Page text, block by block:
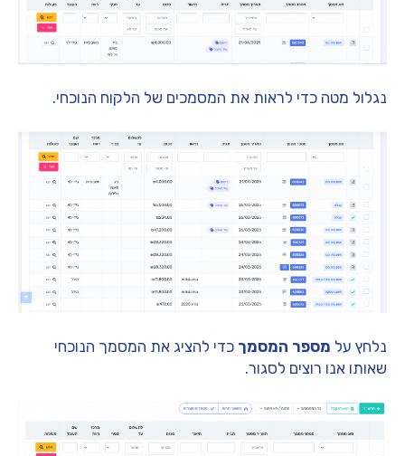
נגלול מטה כדי לראות את המסמכים של הלקוח הנוכחי.
נלחץ על מספר המסמך כדי להציג את המסמך הנוכחי
שאותו אנו רוצים לסגור.